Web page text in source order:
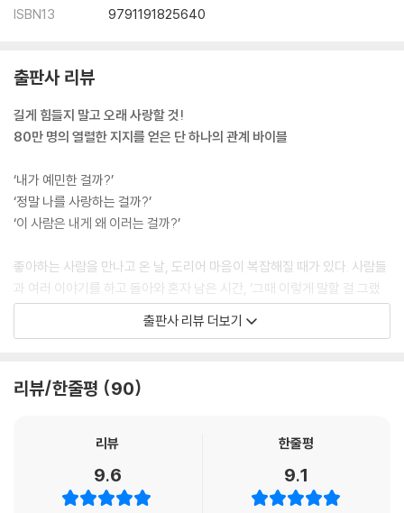
성격이 비슷한 커플 vs 완전히 다른 커플
실연이 태만을 정당화할 수 없다
식어 빠진 연애의 답이 결혼은 아니다
상처를 털고 나아가는 법
기억하라, 나는 부서질수록 빛나는 사람이다
일과 사랑, 멀티가 안 되는 이유
다시는 사랑 안 한다는 거짓말
둘만의 세계에 갇혀 연애하지 마라
결혼할 사람인지 단숨에 알아보는 법
신뢰가 믿음으로 바뀌면 흔들리지 않는다
헤어진 이후, 반드시 기억해야 할 것
ISBN13
9791191825640
출판사 리뷰
길게 힘들지 말고 오래 사랑할 것!
80만 명의 열렬한 지지를 얻은 단 하나의 관계 바이블
‘내가 예민한 걸까?’
‘정말 나를 사랑하는 걸까?’
‘이 사람은 내게 왜 이러는 걸까?’
좋아하는 사람을 만나고 온 날, 도리어 마음이 복잡해질 때가 있다. 사람들
과 여러 이야기를 하고 돌아와 혼자 남은 시간, ‘그때 이렇게 말할 걸 그랬
어’ 하고 후회될 때가 있다. 좋아하는 사람이기에 사소한 말 한마디에 마음
이 무너지기도 하고, 무신경한 태도에 일상이 엉망이 되기도 한다. 그저 유
만 적어도 이제는 더 이상 혼자 아파하고, 고민하며 긴 밤을 지새우지 않아
때, 진짜 좋은 사람을 만나고 싶을 때, 비단 사랑뿐만 아니라 인간관계 전반
을 단단하게 이어가고 싶을 때…. 관계의 모든 순간 품게 되는 이런 고민들
출판사 리뷰 더보기
리뷰/한줄평 90
리뷰
9.6
한줄평
9.1